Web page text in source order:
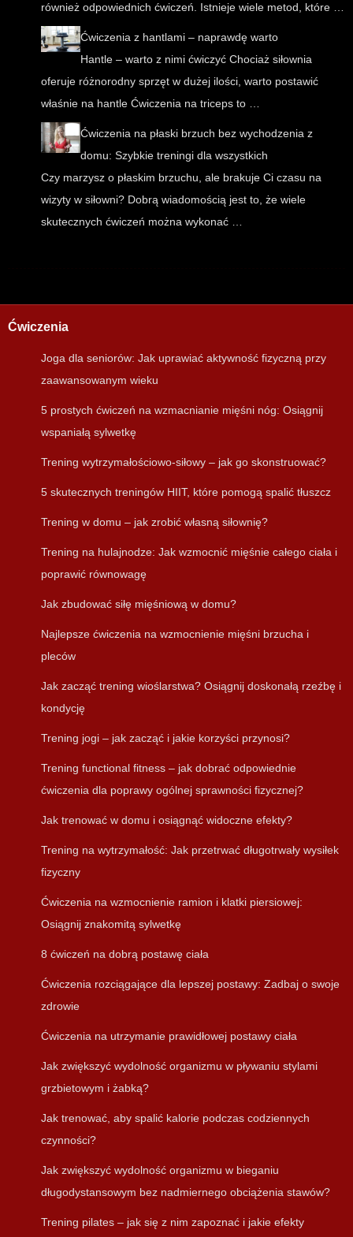
również odpowiednich ćwiczeń. Istnieje wiele metod, które …
Ćwiczenia z hantlami – naprawdę warto
Hantle – warto z nimi ćwiczyć Chociaż siłownia
oferuje różnorodny sprzęt w dużej ilości, warto postawić
właśnie na hantle Ćwiczenia na triceps to …
Ćwiczenia na płaski brzuch bez wychodzenia z
domu: Szybkie treningi dla wszystkich
Czy marzysz o płaskim brzuchu, ale brakuje Ci czasu na
wizyty w siłowni? Dobrą wiadomością jest to, że wiele
skutecznych ćwiczeń można wykonać …
Ćwiczenia
Joga dla seniorów: Jak uprawiać aktywność fizyczną przy
zaawansowanym wieku
5 prostych ćwiczeń na wzmacnianie mięśni nóg: Osiągnij
wspaniałą sylwetkę
Trening wytrzymałościowo-siłowy – jak go skonstruować?
5 skutecznych treningów HIIT, które pomogą spalić tłuszcz
Trening w domu – jak zrobić własną siłownię?
Trening na hulajnodze: Jak wzmocnić mięśnie całego ciała i
poprawić równowagę
Jak zbudować siłę mięśniową w domu?
Najlepsze ćwiczenia na wzmocnienie mięśni brzucha i
pleców
Jak zacząć trening wioślarstwa? Osiągnij doskonałą rzeźbę i
kondycję
Trening jogi – jak zacząć i jakie korzyści przynosi?
Trening functional fitness – jak dobrać odpowiednie
ćwiczenia dla poprawy ogólnej sprawności fizycznej?
Jak trenować w domu i osiągnąć widoczne efekty?
Trening na wytrzymałość: Jak przetrwać długotrwały wysiłek
fizyczny
Ćwiczenia na wzmocnienie ramion i klatki piersiowej:
Osiągnij znakomitą sylwetkę
8 ćwiczeń na dobrą postawę ciała
Ćwiczenia rozciągające dla lepszej postawy: Zadbaj o swoje
zdrowie
Ćwiczenia na utrzymanie prawidłowej postawy ciała
Jak zwiększyć wydolność organizmu w pływaniu stylami
grzbietowym i żabką?
Jak trenować, aby spalić kalorie podczas codziennych
czynności?
Jak zwiększyć wydolność organizmu w bieganiu
długodystansowym bez nadmiernego obciążenia stawów?
Trening pilates – jak się z nim zapoznać i jakie efekty